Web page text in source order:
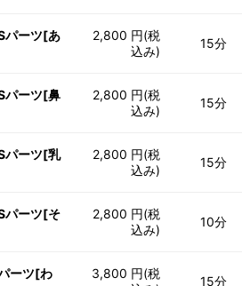
パーツ[あ
2,800 円(税
込み)
15分
パーツ[鼻
2,800 円(税
込み)
15分
パーツ[乳
2,800 円(税
込み)
15分
パーツ[そ
2,800 円(税
込み)
10分
ーツ[わ
3,800 円(税
15分